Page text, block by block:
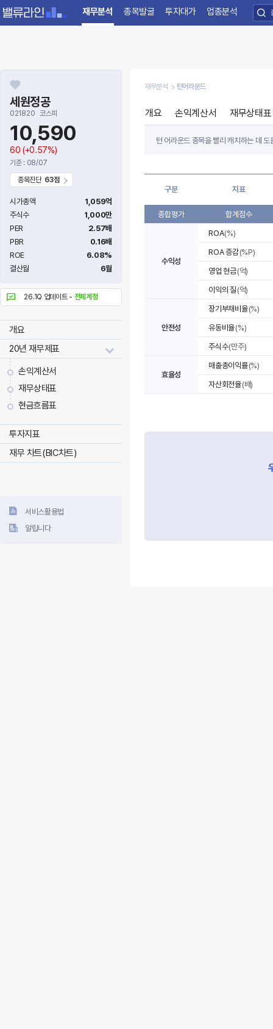
재무분석 종목발굴 투자대가 업종분석
세원정공
021820 코스피
10,590
60 (+0.57%)
기준 : 08/07
종목진단 63점
시가총액
1,059억
주식수
1,000만
PER
2.57배
PBR
0.16배
ROE
6.08%
결산월
6월
26.1Q 업데이트 - 전체계정
개요
20년 재무제표
손익계산서
재무상태표
현금흐름표
투자지표
재무 차트(BIC차트)
서비스활용법
알립니다
재무분석 턴어라운드
개요 손익계산서 재무상태표
턴 어라운드 종목을 빨리 캐치하는 데
항목별 지표는 기업의 수익성, 자본조
구분 지표
종합평가 합계점수
수익성
ROA(%)
ROA 증감(%P)
영업 현금(억)
이익의 질 (억)
안전성
장기부채비율(%)
유동비율(%)
주식수(만주)
효율성
매출총이익률(%)
자산회전율(배)